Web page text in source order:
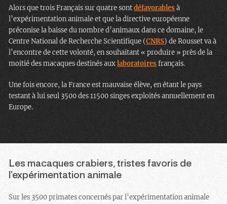
Alors que trois Français sur quatre sontdéfavorablesà
l’expérimentation animale et que la directive européenne
préconise la baisse du nombre d’animaux dans ce domaine, le
Centre National de Recherche Scientifique (CNRS) de Rousset va à
l’encontre de cette volonté, en souhaitant « produire » près de la
moitié des macaques destinés auxlaboratoiresfrançais.
Une fois encore, la France est mauvaise élève, en étant le pays
testant à lui seul 3500 des 11500 singes exploités annuellement en
Europe.
Les macaques crabiers, tristes favoris de
l’expérimentation animale
Sur les 3500 primates concernés par l’expérimentation animale